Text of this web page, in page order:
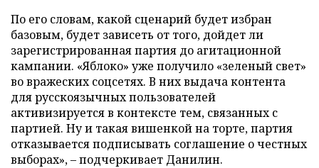
По его словам, какой сценарий будет избран
базовым, будет зависеть от того, дойдет ли
зарегистрированная партия до агитационной
кампании. «Яблоко» уже получило «зеленый свет»
во вражеских соцсетях. В них выдача контента
для русскоязычных пользователей
активизируется в контексте тем, связанных с
партией. Ну и такая вишенкой на торте, партия
отказывается подписывать соглашение о честных
выборах», – подчеркивает Данилин.